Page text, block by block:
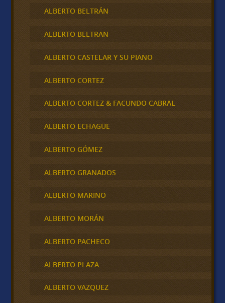
ALBERTO BELTRÁN
ALBERTO BELTRAN
ALBERTO CASTELAR Y SU PIANO
ALBERTO CORTEZ
ALBERTO CORTEZ & FACUNDO CABRAL
ALBERTO ECHAGÜE
ALBERTO GÓMEZ
ALBERTO GRANADOS
ALBERTO MARINO
ALBERTO MORÁN
ALBERTO PACHECO
ALBERTO PLAZA
ALBERTO VAZQUEZ